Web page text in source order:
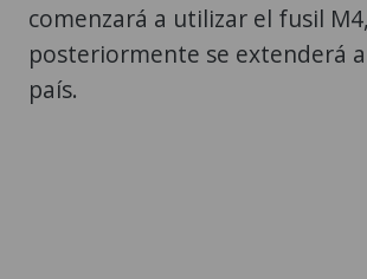
comenzará a utilizar el fusil
posteriormente se extenderá
país.